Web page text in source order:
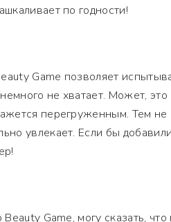
по годности!
Game позволяет
не хватает. Может,
перегруженным. Тем
увлекает. Если бы
Game, могу сказать,